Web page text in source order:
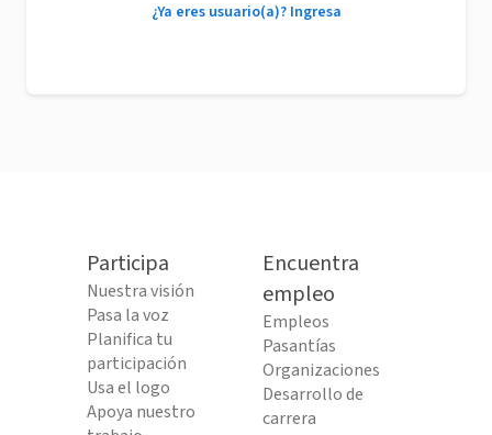
¿Ya eres usuario(a)? Ingresa
Participa
Nuestra visión
Pasa la voz
Planifica tu
participación
Usa el logo
Apoya nuestro
Encuentra
empleo
Empleos
Pasantías
Organizaciones
Desarrollo de
carrera